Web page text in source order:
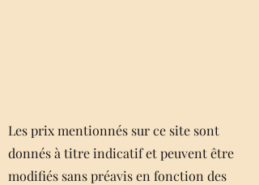
Les prix mentionnés sur ce site sont
donnés à titre indicatif et peuvent être
modifiés sans préavis en fonction des